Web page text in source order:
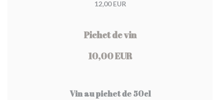
12,00 EUR
Pichet de vin
10,00 EUR
Vin au pichet de 50cl